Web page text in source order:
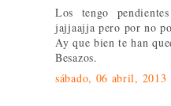
Los tengo
jajjaajja pero por no
Ay que bien te han
Besazos.
sábado, 06 abril, 2013